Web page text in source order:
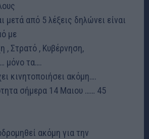
μετά από 5 λέξεις δηλώνει είναι
με
, Στρατό , Κυβέρνηση,
μόνο τα….
κινητοποιήσει ακόμη….
σήμερα 14 Μαιου …… 45
ακόμη για την